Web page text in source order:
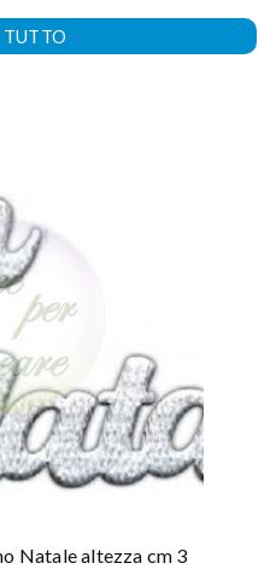
TUTTO
Natale altezza cm 3